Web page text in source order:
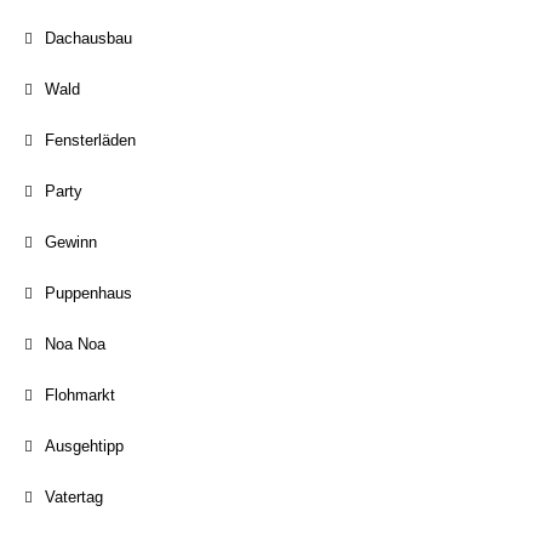
Dachausbau
Wald
Fensterläden
Party
Gewinn
Puppenhaus
Noa Noa
Flohmarkt
Ausgehtipp
Vatertag